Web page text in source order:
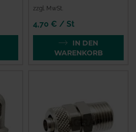
zzgl. MwSt.
4,70 € / St
IN DEN
WARENKORB